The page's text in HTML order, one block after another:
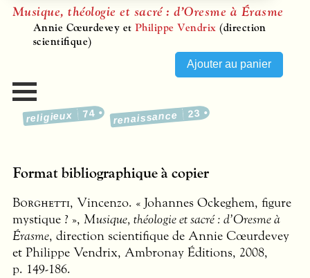
Musique, théologie et sacré : d’Oresme à Érasme
Annie Cœurdevey et Philippe Vendrix (direction
scientifique)
religieux 74 renaissance 23
Format bibliographique à copier
Borghetti, Vincenzo. « Johannes Ockeghem, figure
mystique ? », Musique, théologie et sacré : d’Oresme à
Érasme, direction scientifique de Annie Cœurdevey
et Philippe Vendrix, Ambronay Éditions, 2008,
p. 149-186.